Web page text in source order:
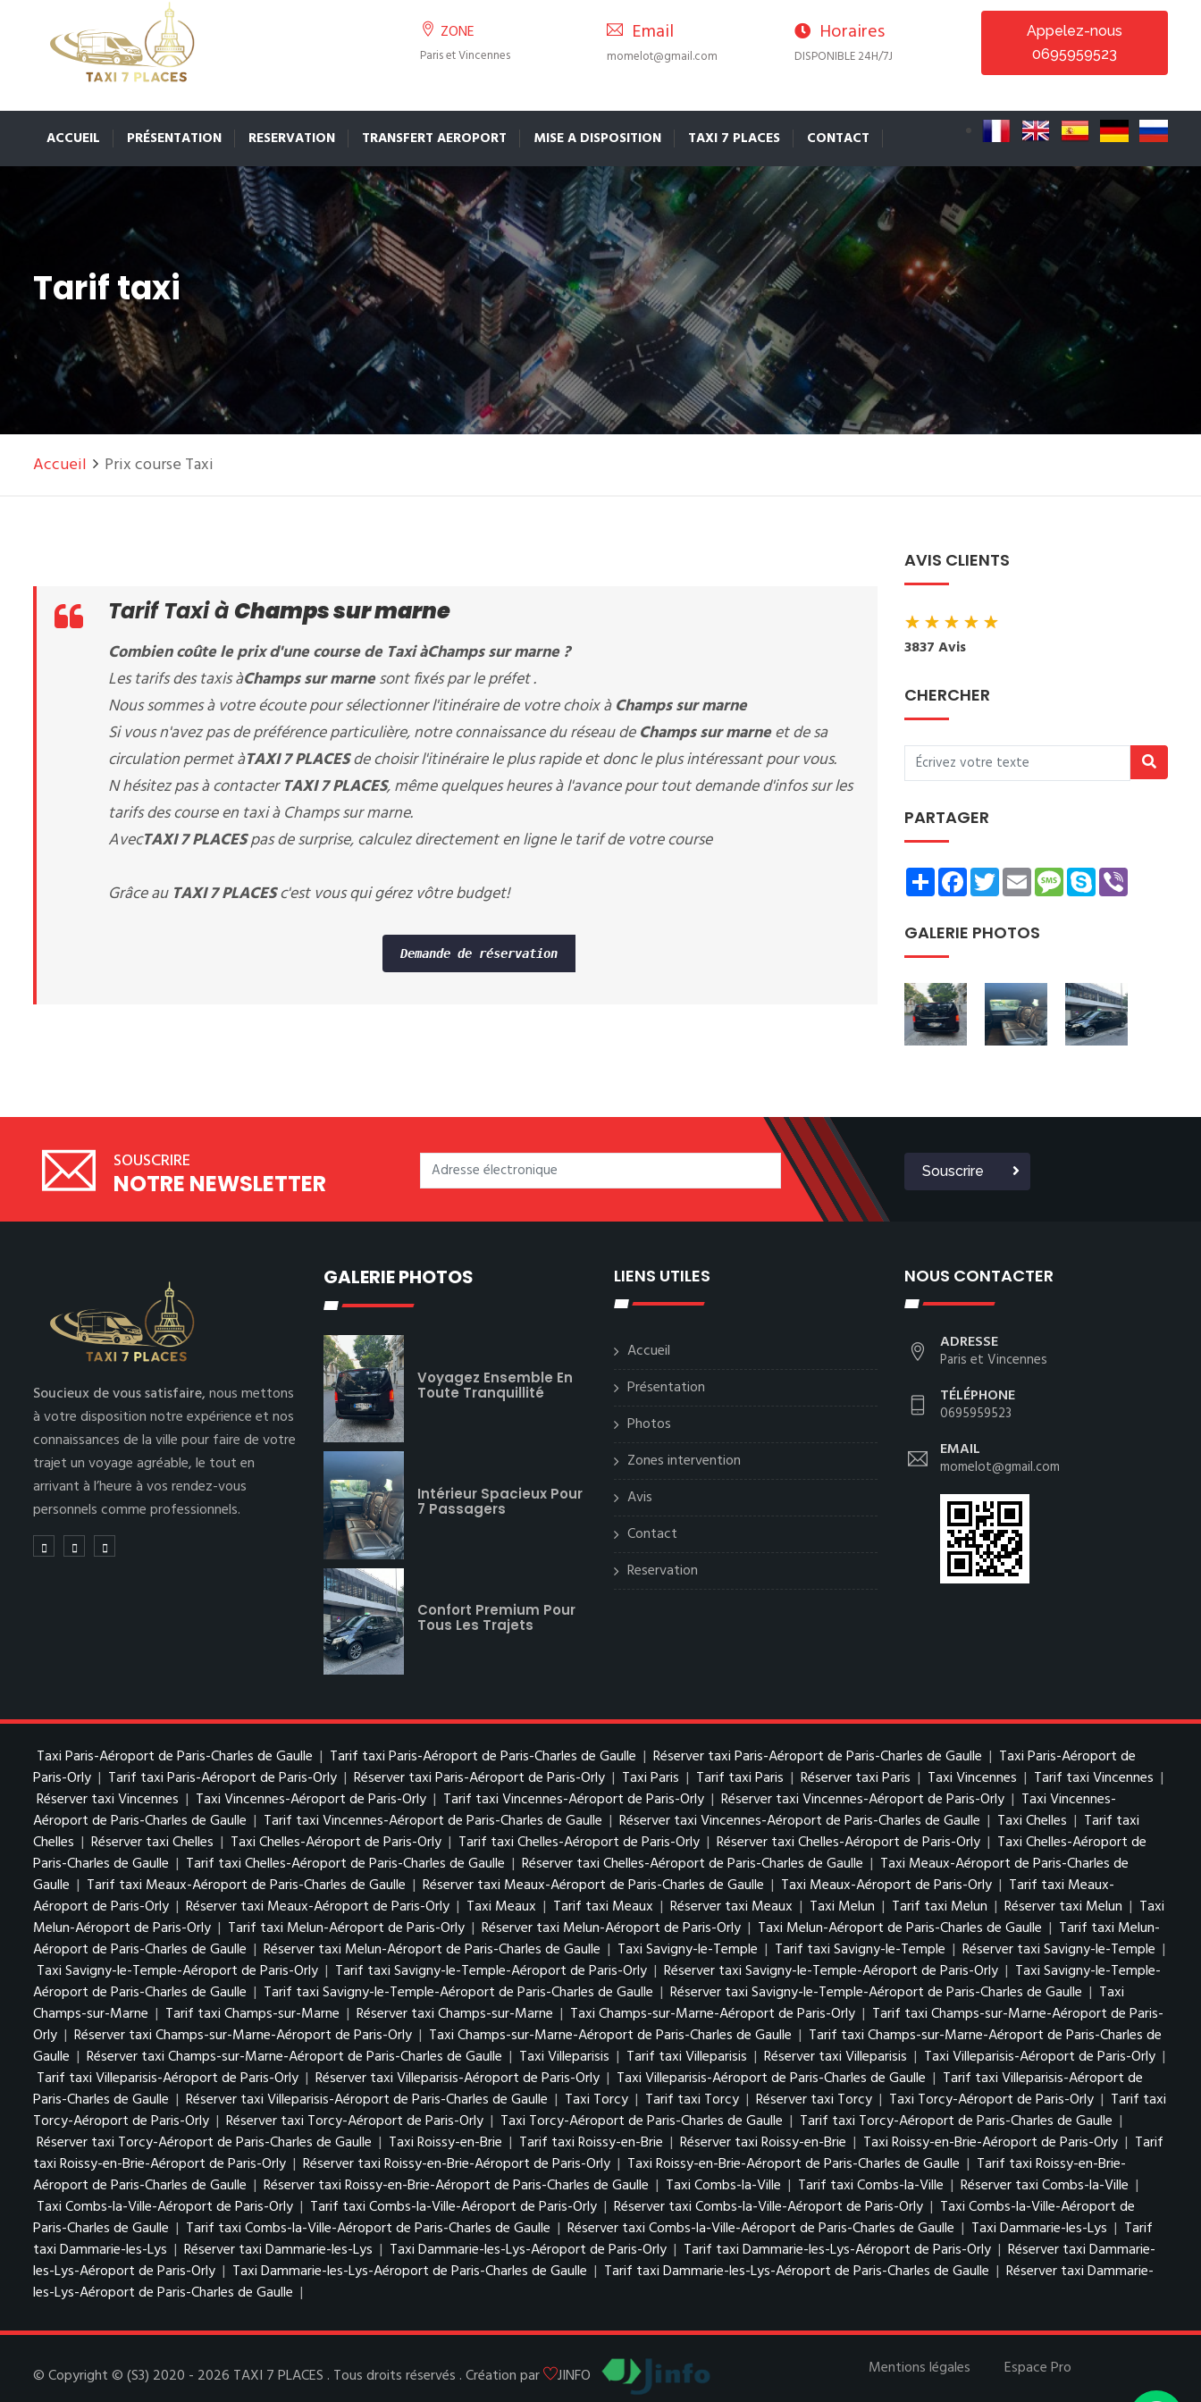
ZONE
Paris et Vincennes
Email
momelot@gmail.com
Horaires
DISPONIBLE 24H/7J
Appelez-nous
0695959523
ACCUEIL PRÉSENTATION RESERVATION TRANSFERT AEROPORT MISE A DISPOSITION TAXI 7 PLACES CONTACT
Tarif taxi
Accueil Prix course Taxi
Tarif Taxi à Champs sur marne
Combien coûte le prix d'une course de Taxi àChamps sur marne?
Les tarifs des taxis àChamps sur marnesont fixés par le préfet .
Nous sommes à votre écoute pour sélectionner l'itinéraire de votre choix àChamps sur marne
Si vous n'avez pas de préférence particulière, notre connaissance du réseau deChamps sur marneet de sa
circulation permet àTAXI 7 PLACESde choisir l'itinéraire le plus rapide et donc le plus intéressant pour vous.
N hésitez pas à contacterTAXI 7 PLACES, même quelques heures à l'avance pour tout demande d'infos sur les
tarifs des course en taxi à Champs sur marne.
AvecTAXI 7 PLACESpas de surprise, calculez directement en ligne le tarif de votre course
Grâce au TAXI 7 PLACESc'est vous qui gérez vôtre budget!
Demande de réservation
AVIS CLIENTS
★★★★★
3837 Avis
CHERCHER
PARTAGER
ShareFacebookTwitterEmailMessage
Skype
GALERIE PHOTOS
SOUSCRIRE
NOTRE NEWSLETTER Souscrire
Soucieux de vous satisfaire,nous mettons
à votre disposition notre expérience et nos
connaissances de la ville pour faire de votre
trajet un voyage agréable, le tout en
arrivant à l’heure à vos rendez-vous
personnels comme professionnels.
GALERIE PHOTOS
Voyagez Ensemble En
Toute Tranquillité
Intérieur Spacieux Pour
7 Passagers
Confort Premium Pour
Tous Les Trajets
LIENS UTILES
Accueil
Présentation
Photos
Zones intervention
Avis
Contact
Reservation
NOUS CONTACTER
ADRESSE
Paris et Vincennes
TÉLÉPHONE
0695959523
EMAIL
momelot@gmail.com
Taxi Paris-Aéroport de Paris-Charles de Gaulle | Tarif taxi Paris-Aéroport de Paris-Charles de Gaulle | Réserver taxi Paris-Aéroport de Paris-Charles de Gaulle | Taxi Paris-Aéroport de
Paris-Orly | Tarif taxi Paris-Aéroport de Paris-Orly | Réserver taxi Paris-Aéroport de Paris-Orly | Taxi Paris | Tarif taxi Paris | Réserver taxi Paris | Taxi Vincennes | Tarif taxi Vincennes |
Réserver taxi Vincennes | Taxi Vincennes-Aéroport de Paris-Orly | Tarif taxi Vincennes-Aéroport de Paris-Orly | Réserver taxi Vincennes-Aéroport de Paris-Orly | Taxi Vincennes-
Aéroport de Paris-Charles de Gaulle | Tarif taxi Vincennes-Aéroport de Paris-Charles de Gaulle | Réserver taxi Vincennes-Aéroport de Paris-Charles de Gaulle | Taxi Chelles | Tarif taxi
Chelles | Réserver taxi Chelles | Taxi Chelles-Aéroport de Paris-Orly | Tarif taxi Chelles-Aéroport de Paris-Orly | Réserver taxi Chelles-Aéroport de Paris-Orly | Taxi Chelles-Aéroport de
Paris-Charles de Gaulle | Tarif taxi Chelles-Aéroport de Paris-Charles de Gaulle | Réserver taxi Chelles-Aéroport de Paris-Charles de Gaulle | Taxi Meaux-Aéroport de Paris-Charles de
Gaulle | Tarif taxi Meaux-Aéroport de Paris-Charles de Gaulle | Réserver taxi Meaux-Aéroport de Paris-Charles de Gaulle | Taxi Meaux-Aéroport de Paris-Orly | Tarif taxi Meaux-
Aéroport de Paris-Orly | Réserver taxi Meaux-Aéroport de Paris-Orly | Taxi Meaux | Tarif taxi Meaux | Réserver taxi Meaux | Taxi Melun | Tarif taxi Melun | Réserver taxi Melun | Taxi
Melun-Aéroport de Paris-Orly | Tarif taxi Melun-Aéroport de Paris-Orly | Réserver taxi Melun-Aéroport de Paris-Orly | Taxi Melun-Aéroport de Paris-Charles de Gaulle | Tarif taxi Melun-
Aéroport de Paris-Charles de Gaulle | Réserver taxi Melun-Aéroport de Paris-Charles de Gaulle | Taxi Savigny-le-Temple | Tarif taxi Savigny-le-Temple | Réserver taxi Savigny-le-Temple |
Taxi Savigny-le-Temple-Aéroport de Paris-Orly | Tarif taxi Savigny-le-Temple-Aéroport de Paris-Orly | Réserver taxi Savigny-le-Temple-Aéroport de Paris-Orly | Taxi Savigny-le-Temple-
Aéroport de Paris-Charles de Gaulle | Tarif taxi Savigny-le-Temple-Aéroport de Paris-Charles de Gaulle | Réserver taxi Savigny-le-Temple-Aéroport de Paris-Charles de Gaulle | Taxi
Champs-sur-Marne | Tarif taxi Champs-sur-Marne | Réserver taxi Champs-sur-Marne | Taxi Champs-sur-Marne-Aéroport de Paris-Orly | Tarif taxi Champs-sur-Marne-Aéroport de Paris-
Orly | Réserver taxi Champs-sur-Marne-Aéroport de Paris-Orly | Taxi Champs-sur-Marne-Aéroport de Paris-Charles de Gaulle | Tarif taxi Champs-sur-Marne-Aéroport de Paris-Charles de
Gaulle | Réserver taxi Champs-sur-Marne-Aéroport de Paris-Charles de Gaulle | Taxi Villeparisis | Tarif taxi Villeparisis | Réserver taxi Villeparisis | Taxi Villeparisis-Aéroport de Paris-Orly |
Tarif taxi Villeparisis-Aéroport de Paris-Orly | Réserver taxi Villeparisis-Aéroport de Paris-Orly | Taxi Villeparisis-Aéroport de Paris-Charles de Gaulle | Tarif taxi Villeparisis-Aéroport de
Paris-Charles de Gaulle | Réserver taxi Villeparisis-Aéroport de Paris-Charles de Gaulle | Taxi Torcy | Tarif taxi Torcy | Réserver taxi Torcy | Taxi Torcy-Aéroport de Paris-Orly | Tarif taxi
Torcy-Aéroport de Paris-Orly | Réserver taxi Torcy-Aéroport de Paris-Orly | Taxi Torcy-Aéroport de Paris-Charles de Gaulle | Tarif taxi Torcy-Aéroport de Paris-Charles de Gaulle |
Réserver taxi Torcy-Aéroport de Paris-Charles de Gaulle | Taxi Roissy-en-Brie | Tarif taxi Roissy-en-Brie | Réserver taxi Roissy-en-Brie | Taxi Roissy-en-Brie-Aéroport de Paris-Orly | Tarif
taxi Roissy-en-Brie-Aéroport de Paris-Orly | Réserver taxi Roissy-en-Brie-Aéroport de Paris-Orly | Taxi Roissy-en-Brie-Aéroport de Paris-Charles de Gaulle | Tarif taxi Roissy-en-Brie-
Aéroport de Paris-Charles de Gaulle | Réserver taxi Roissy-en-Brie-Aéroport de Paris-Charles de Gaulle | Taxi Combs-la-Ville | Tarif taxi Combs-la-Ville | Réserver taxi Combs-la-Ville |
Taxi Combs-la-Ville-Aéroport de Paris-Orly | Tarif taxi Combs-la-Ville-Aéroport de Paris-Orly | Réserver taxi Combs-la-Ville-Aéroport de Paris-Orly | Taxi Combs-la-Ville-Aéroport de
Paris-Charles de Gaulle | Tarif taxi Combs-la-Ville-Aéroport de Paris-Charles de Gaulle | Réserver taxi Combs-la-Ville-Aéroport de Paris-Charles de Gaulle | Taxi Dammarie-les-Lys | Tarif
taxi Dammarie-les-Lys | Réserver taxi Dammarie-les-Lys | Taxi Dammarie-les-Lys-Aéroport de Paris-Orly | Tarif taxi Dammarie-les-Lys-Aéroport de Paris-Orly | Réserver taxi Dammarie-
les-Lys-Aéroport de Paris-Orly | Taxi Dammarie-les-Lys-Aéroport de Paris-Charles de Gaulle | Tarif taxi Dammarie-les-Lys-Aéroport de Paris-Charles de Gaulle | Réserver taxi Dammarie-
les-Lys-Aéroport de Paris-Charles de Gaulle |
© Copyright © (S3) 2020 - 2026 TAXI 7 PLACES . Tous droits réservés . Création par JINFO Mentions légales Espace Pro